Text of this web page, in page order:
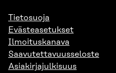
Tietosuoja
Evästeasetukset
Ilmoituskanava
Saavutettavuusseloste
Asiakirjajulkisuus